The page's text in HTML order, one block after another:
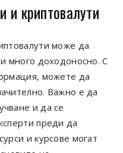
и криптовалути
може да
много доходоносно. С
можете да
Важно е да
и да се
преди да
и курсове могат